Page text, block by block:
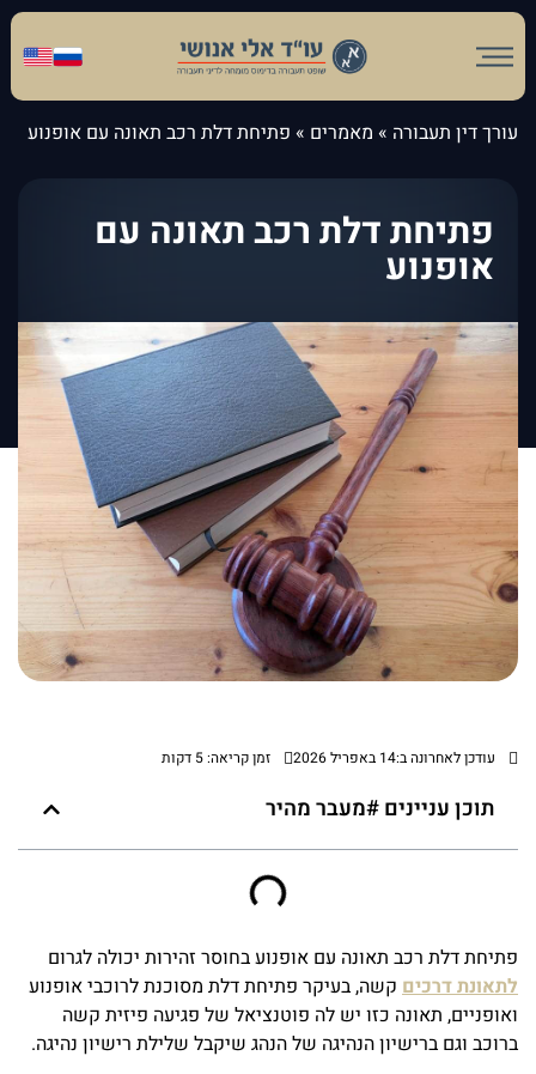
עורך דין תעבורה » מאמרים » פתיחת דלת רכב תאונה עם אופנוע
פתיחת דלת רכב תאונה עם
אופנוע
עודכן לאחרונה ב:14 באפריל 2026 זמן קריאה: 5 דקות
תוכן עניינים #מעבר מהיר
פתיחת דלת רכב תאונה עם אופנוע בחוסר זהירות יכולה לגרום
לתאונת דרכים קשה, בעיקר פתיחת דלת מסוכנת לרוכבי אופנוע
ואופניים, תאונה כזו יש לה פוטנציאל של פגיעה פיזית קשה
ברוכב וגם ברישיון הנהיגה של הנהג שיקבל שלילת רישיון נהיגה.